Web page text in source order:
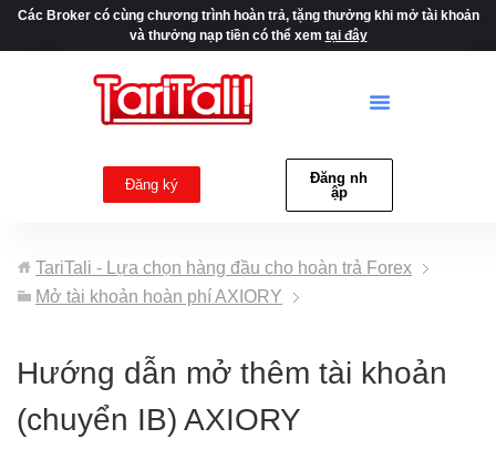
Các Broker có cùng chương trình hoàn trả, tặng thưởng khi mở tài khoản
và thưởng nạp tiền có thể xem tại đây
Đăng ký
Đăng nh
ập
TariTali - Lựa chọn hàng đầu cho hoàn trả Forex
Mở tài khoản hoàn phí AXIORY
Hướng dẫn mở thêm tài khoản
(chuyển IB) AXIORY